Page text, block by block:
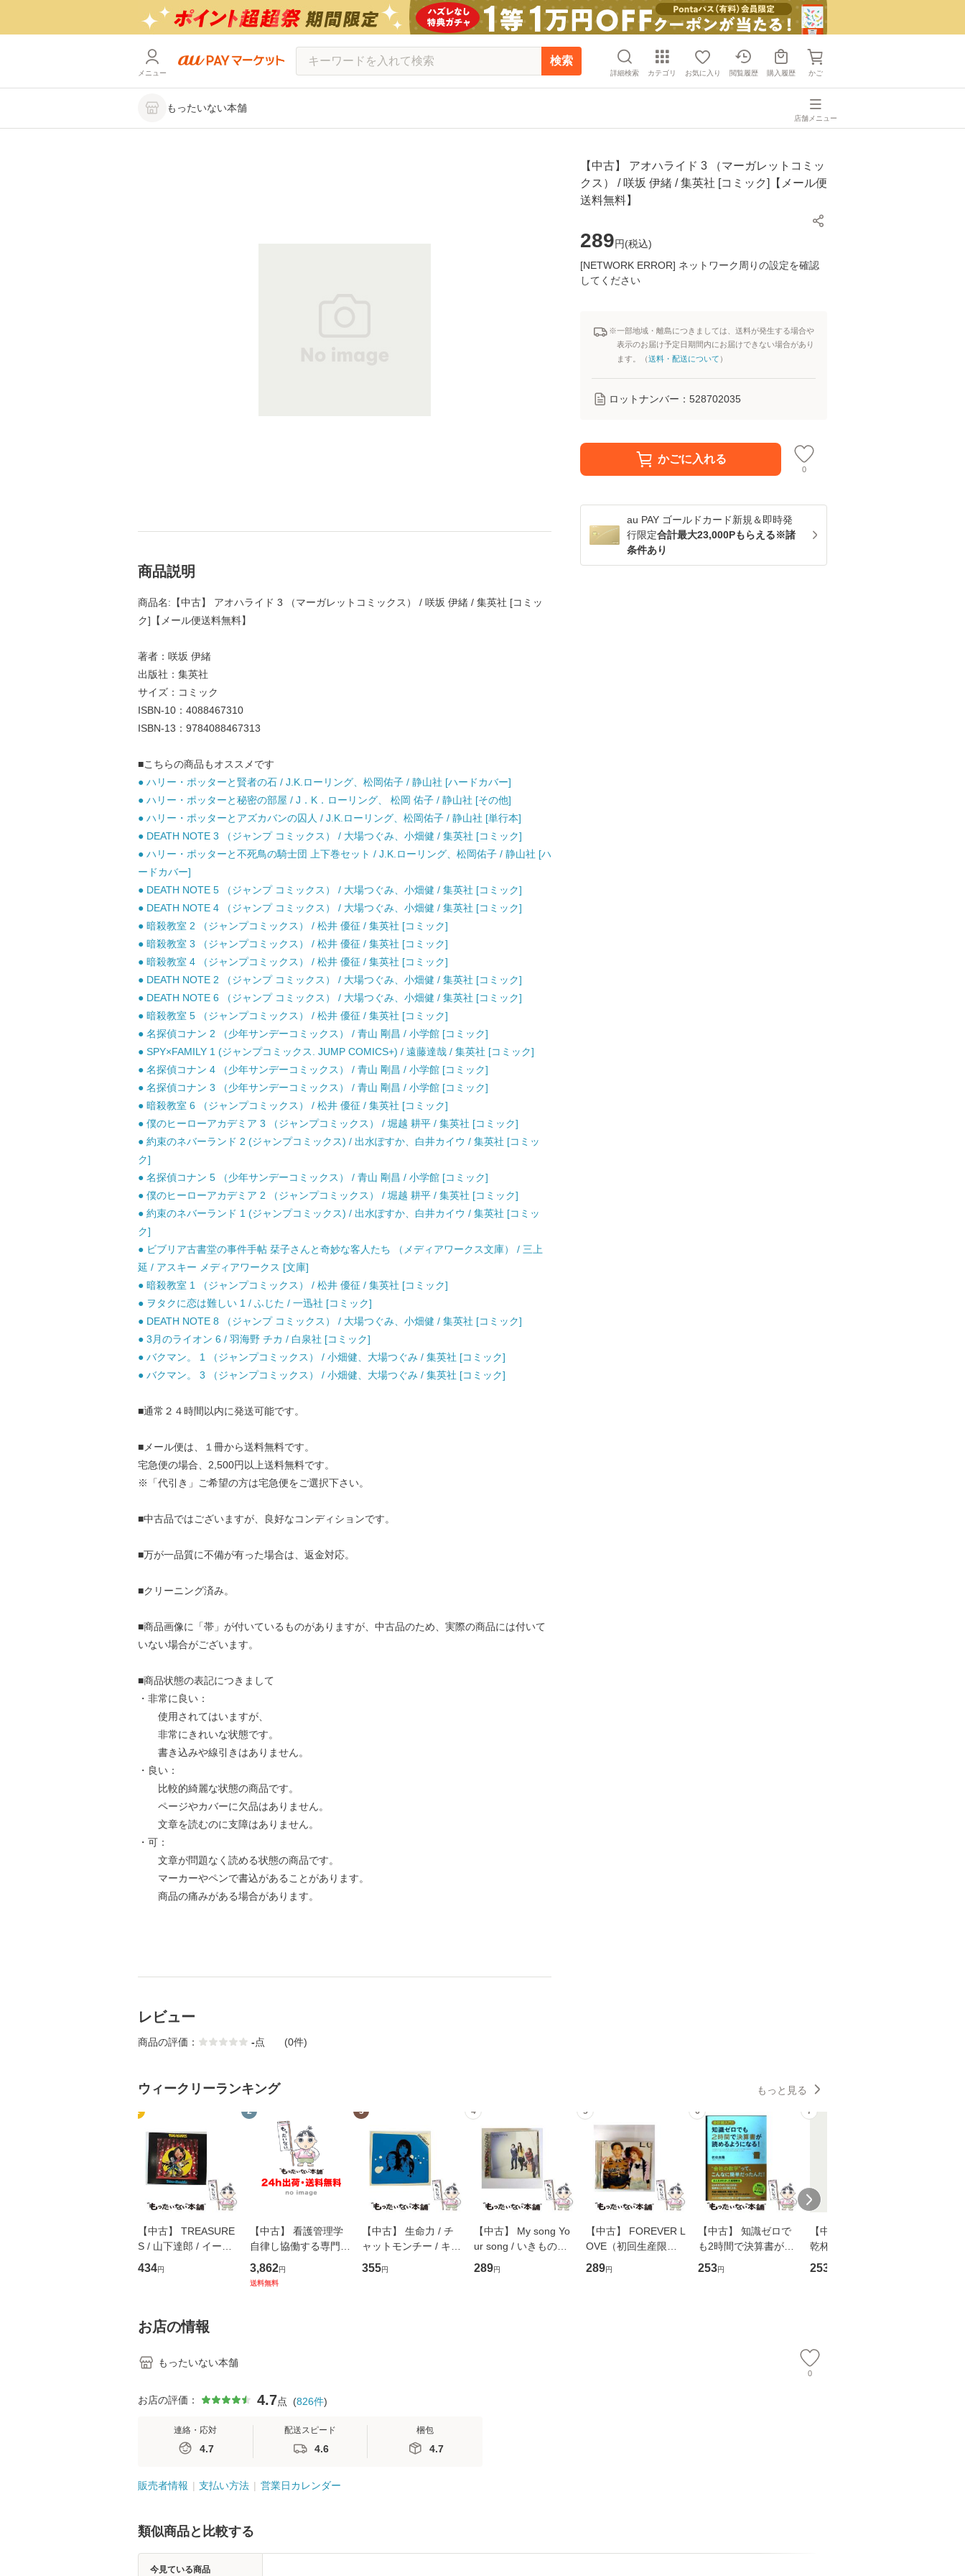
メニュー
検索
詳細検索 カテゴリ お気に入り 閲覧履歴 購入履歴 かご
もったいない本舗
店舗メニュー
【中古】 アオハライド 3 （マーガレットコミッ
クス） / 咲坂 伊緒 / 集英社 [コミック]【メール便
送料無料】
289円(税込)
[NETWORK ERROR] ネットワーク周りの設定を確認
してください
※一部地域・離島につきましては、送料が発生する場合や
表示のお届け予定日期間内にお届けできない場合があり
ます。（送料・配送について ）
ロットナンバー： 528702035
かごに入れる
0
au PAY ゴールドカード新規＆即時発
行限定合計最大23,000Pもらえる※諸
条件あり
商品説明
商品名:【中古】 アオハライド 3 （マーガレットコミックス） / 咲坂 伊緒 / 集英社 [コミッ
ク]【メール便送料無料】
著者：咲坂 伊緒
出版社：集英社
サイズ：コミック
ISBN-10：4088467310
ISBN-13：9784088467313
■こちらの商品もオススメです
● ハリー・ポッターと賢者の石 / J.K.ローリング、松岡佑子 / 静山社 [ハードカバー]
● ハリー・ポッターと秘密の部屋 / J．K．ローリング、 松岡 佑子 / 静山社 [その他]
● ハリー・ポッターとアズカバンの囚人 / J.K.ローリング、松岡佑子 / 静山社 [単行本]
● DEATH NOTE 3 （ジャンプ コミックス） / 大場つぐみ、小畑健 / 集英社 [コミック]
● ハリー・ポッターと不死鳥の騎士団 上下巻セット / J.K.ローリング、松岡佑子 / 静山社 [ハ
ードカバー]
● DEATH NOTE 5 （ジャンプ コミックス） / 大場つぐみ、小畑健 / 集英社 [コミック]
● DEATH NOTE 4 （ジャンプ コミックス） / 大場つぐみ、小畑健 / 集英社 [コミック]
● 暗殺教室 2 （ジャンプコミックス） / 松井 優征 / 集英社 [コミック]
● 暗殺教室 3 （ジャンプコミックス） / 松井 優征 / 集英社 [コミック]
● 暗殺教室 4 （ジャンプコミックス） / 松井 優征 / 集英社 [コミック]
● DEATH NOTE 2 （ジャンプ コミックス） / 大場つぐみ、小畑健 / 集英社 [コミック]
● DEATH NOTE 6 （ジャンプ コミックス） / 大場つぐみ、小畑健 / 集英社 [コミック]
● 暗殺教室 5 （ジャンプコミックス） / 松井 優征 / 集英社 [コミック]
● 名探偵コナン 2 （少年サンデーコミックス） / 青山 剛昌 / 小学館 [コミック]
● SPY×FAMILY 1 (ジャンプコミックス. JUMP COMICS+) / 遠藤達哉 / 集英社 [コミック]
● 名探偵コナン 4 （少年サンデーコミックス） / 青山 剛昌 / 小学館 [コミック]
● 名探偵コナン 3 （少年サンデーコミックス） / 青山 剛昌 / 小学館 [コミック]
● 暗殺教室 6 （ジャンプコミックス） / 松井 優征 / 集英社 [コミック]
● 僕のヒーローアカデミア 3 （ジャンプコミックス） / 堀越 耕平 / 集英社 [コミック]
● 約束のネバーランド 2 (ジャンプコミックス) / 出水ぽすか、白井カイウ / 集英社 [コミッ
ク]
● 名探偵コナン 5 （少年サンデーコミックス） / 青山 剛昌 / 小学館 [コミック]
● 僕のヒーローアカデミア 2 （ジャンプコミックス） / 堀越 耕平 / 集英社 [コミック]
● 約束のネバーランド 1 (ジャンプコミックス) / 出水ぽすか、白井カイウ / 集英社 [コミッ
ク]
● ビブリア古書堂の事件手帖 栞子さんと奇妙な客人たち （メディアワークス文庫） / 三上
延 / アスキー メディアワークス [文庫]
● 暗殺教室 1 （ジャンプコミックス） / 松井 優征 / 集英社 [コミック]
● ヲタクに恋は難しい 1 / ふじた / 一迅社 [コミック]
● DEATH NOTE 8 （ジャンプ コミックス） / 大場つぐみ、小畑健 / 集英社 [コミック]
● 3月のライオン 6 / 羽海野 チカ / 白泉社 [コミック]
● バクマン。 1 （ジャンプコミックス） / 小畑健、大場つぐみ / 集英社 [コミック]
● バクマン。 3 （ジャンプコミックス） / 小畑健、大場つぐみ / 集英社 [コミック]
■通常２４時間以内に発送可能です。
■メール便は、１冊から送料無料です。
宅急便の場合、2,500円以上送料無料です。
※「代引き」ご希望の方は宅急便をご選択下さい。
■中古品ではございますが、良好なコンディションです。
■万が一品質に不備が有った場合は、返金対応。
■クリーニング済み。
■商品画像に「帯」が付いているものがありますが、中古品のため、実際の商品には付いて
いない場合がございます。
■商品状態の表記につきまして
・非常に良い：
使用されてはいますが、
非常にきれいな状態です。
書き込みや線引きはありません。
・良い：
比較的綺麗な状態の商品です。
ページやカバーに欠品はありません。
文章を読むのに支障はありません。
・可：
文章が問題なく読める状態の商品です。
マーカーやペンで書込があることがあります。
商品の痛みがある場合があります。
レビュー
商品の評価： -点 (0件)
ウィークリーランキング もっと見る
1
【中古】 TREASURE
S / 山下達郎 / イース
トウエスト・ジャパン
[CD]【メール便送料無
434円
2
【中古】 看護管理学
自律し協働する専門職
の看護マネジメントス
キル 改訂第3版 (看護
3,862円
送料無料
3
【中古】 生命力 / チ
ャットモンチー / キュ
ーンレコード [CD]
【メール便送料無料】
355円
4
【中古】 My song Yo
ur song / いきものが
かり / [CD]【メール便
送料無料】
289円
5
【中古】 FOREVER L
OVE（初回生産限定
盤） / 清水翔太×加藤
ミリヤ / [CD]【メール
289円
6
【中古】 知識ゼロで
も2時間で決算書が読
めるようになる！ 会
計超入門！ / 佐伯 良
253円
7
【中古】 ウインクで
乾杯 (ノン・ポシェッ
ト) / 東野圭吾 / 祥伝
253
お店の情報
もったいない本舗
0
お店の評価： 4.7点 (826件)
連絡・応対
4.7
配送スピード
4.6
梱包
4.7
販売者情報 支払い方法 営業日カレンダー
類似商品と比較する
今見ている商品